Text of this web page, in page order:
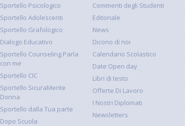
Sportello Psicologico
Sportello Adolescenti
Sportello Grafologico
Dialogo Educativo
Sportello Counseling Parla
con me
Sportello CIC
Sportello SicuraMente
Donna
Sportello dalla Tua parte
Dopo Scuola
Commenti degli Studenti
Editoriale
News
Dicono di noi
Calendario Scolastico
Date Open day
Libri di testo
Offerte Di Lavoro
I Nostri Diplomati
Newsletters